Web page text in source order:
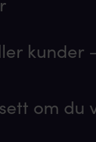
kunder
om